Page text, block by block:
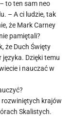
to ten sam neo
– A ci ludzie, tak
że Mark Carney
pamiętali?
że Duch Święty
Dzięki temu
i nauczać w
rozwiniętych krajów
Skalistych.